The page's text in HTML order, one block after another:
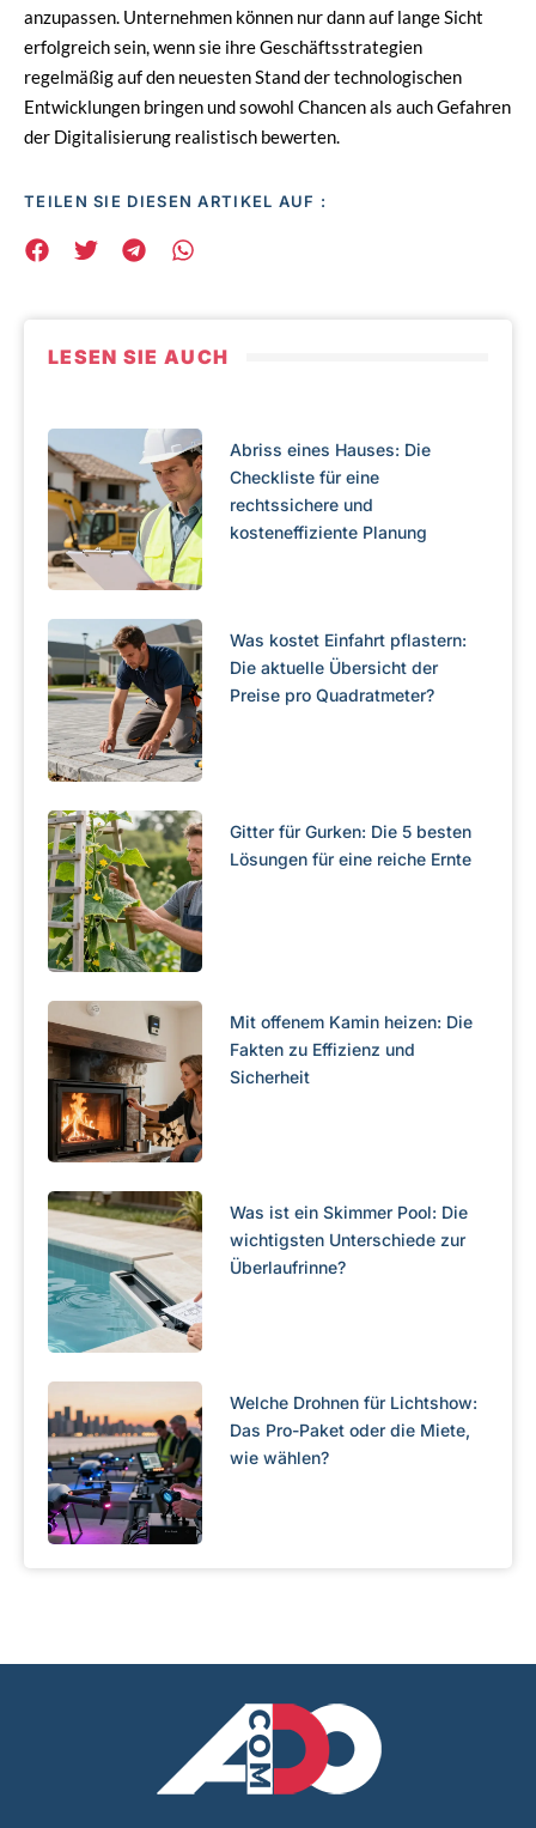
anzupassen. Unternehmen können nur dann auf lange Sicht
erfolgreich sein, wenn sie ihre Geschäftsstrategien
regelmäßig auf den neuesten Stand der technologischen
Entwicklungen bringen und sowohl Chancen als auch Gefahren
der Digitalisierung realistisch bewerten.
TEILEN SIE DIESEN ARTIKEL AUF :
LESEN SIE AUCH
Abriss eines Hauses: Die
Checkliste für eine
rechtssichere und
kosteneffiziente Planung
Was kostet Einfahrt pflastern:
Die aktuelle Übersicht der
Preise pro Quadratmeter?
Gitter für Gurken: Die 5 besten
Lösungen für eine reiche Ernte
Mit offenem Kamin heizen: Die
Fakten zu Effizienz und
Sicherheit
Was ist ein Skimmer Pool: Die
wichtigsten Unterschiede zur
Überlaufrinne?
Welche Drohnen für Lichtshow:
Das Pro-Paket oder die Miete,
wie wählen?